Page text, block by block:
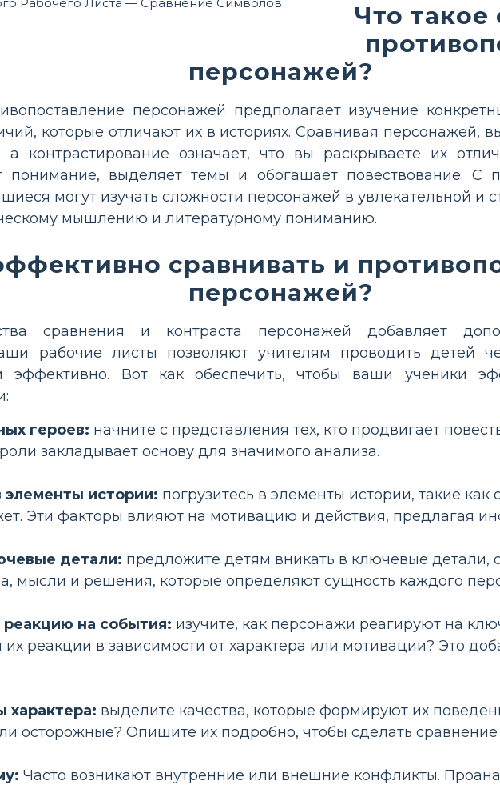
Что такое
персонажей?
персонажей предполагает изучение
которые отличают их в историях. Сравнивая персонажей,
контрастирование означает, что вы раскрываете их
понимание, выделяет темы и обогащает повествование. С
могут изучать сложности персонажей в увлекательной и
мышлению и литературному пониманию.
сравнивать и
персонажей?
сравнения и контраста персонажей добавляет
рабочие листы позволяют учителям проводить детей
эффективно. Вот как обеспечить, чтобы ваши ученики
героев: начните с представления тех, кто продвигает
закладывает основу для значимого анализа.
элементы истории: погрузитесь в элементы истории, такие как
Эти факторы влияют на мотивацию и действия, предлагая
детали: предложите детям вникать в ключевые детали,
мысли и решения, которые определяют сущность каждого
на события: изучите, как персонажи реагируют на
реакции в зависимости от характера или мотивации? Это
характера: выделите качества, которые формируют их
осторожные? Опишите их подробно, чтобы сделать
Часто возникают внутренние или внешние конфликты.